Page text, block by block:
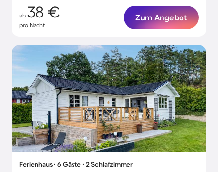
ab 38 €
pro Nacht
Zum Angebot
Ferienhaus ∙ 6 Gäste ∙ 2 Schlafzimmer